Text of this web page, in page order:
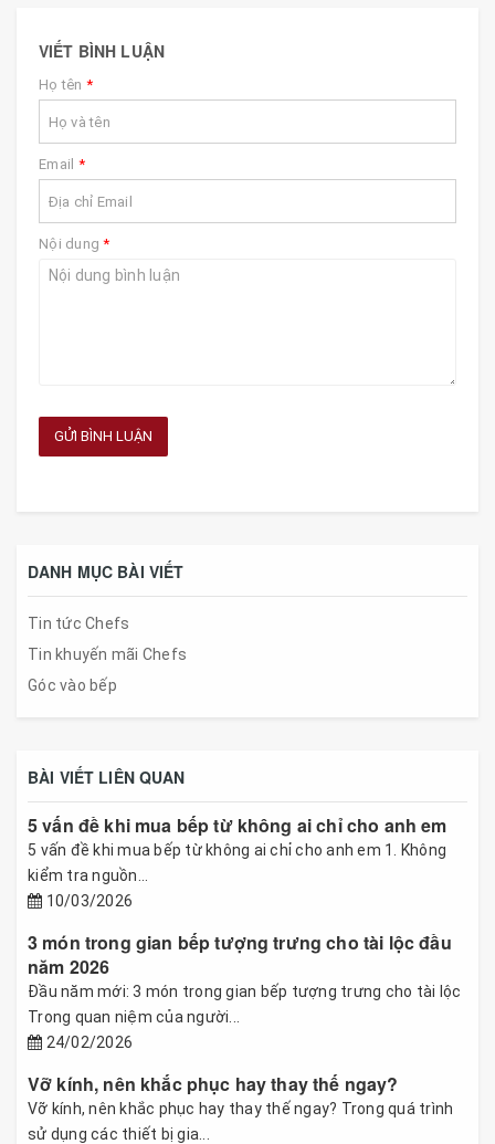
VIẾT BÌNH LUẬN
Họ tên *
Email *
Nội dung*
GỬI BÌNH LUẬN
DANH MỤC BÀI VIẾT
Tin tức Chefs
Tin khuyến mãi Chefs
Góc vào bếp
BÀI VIẾT LIÊN QUAN
5 vấn đề khi mua bếp từ không ai chỉ cho anh em
5 vấn đề khi mua bếp từ không ai chỉ cho anh em 1. Không
kiểm tra nguồn...
10/03/2026
3 món trong gian bếp tượng trưng cho tài lộc đầu
năm 2026
Đầu năm mới: 3 món trong gian bếp tượng trưng cho tài lộc
Trong quan niệm của người...
24/02/2026
Vỡ kính, nên khắc phục hay thay thế ngay?
Vỡ kính, nên khắc phục hay thay thế ngay? Trong quá trình
sử dụng các thiết bị gia...